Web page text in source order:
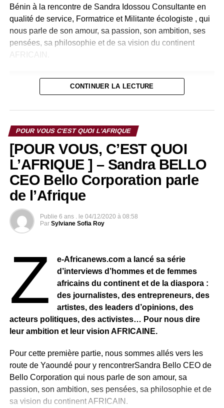
Je suis activiste panafricaniste
Humaniste, défenseur des Droits de l’Homme
Je vais vous surprendre
Pour moi l’Afrique n’est pas un continent
Ça c’est faux, l’Afrique n’est pas un continent
L’Afrique est un pays
On pose me plus souvent
Cette question et la réponse est toujours constante
L’Afrique, ce n’est pas un continent
L’Afrique, c’est un pays
Les mêmes traditions, les mêmes valeurs
Nous sommes les mêmes peuples
Nous avons été balcanisés
Pour dire que nous sommes
Un continent, nous ne sommes pas
Un continent, nous sommes un pays
Avec des valeurs, avec des principes
Des totems, des tabous et beaucoup de choses
Pour moi l’Afrique c’est un continent
Très très jeune, très très dynamique
Très très riche, mais très très appauvri
Bénin à la rencontre de Sandra Idossou Consultante en
qualité de service, Formatrice et Militante écologiste , qui
nous parle de son amour, sa passion, son ambition, ses
pensées, sa philosophie et de sa vision du continent
AFRICAIN.
CONTINUER LA LECTURE
POUR VOUS C'EST QUOI L'AFRIQUE
[POUR VOUS, C’EST QUOI
L’AFRIQUE ] – Sandra BELLO
CEO Bello Corporation parle
de l’Afrique
Publie 6 ans . le 04/12/2020 à 08:58
Par Sylviane Sofia Roy
Z
e-Africanews.com a lancé sa série
d’interviews d’hommes et de femmes
africains du continent et de la diaspora :
des journalistes, des entrepreneurs, des
artistes, des leaders d’opinions, des
acteurs politiques, des activistes… Pour nous dire
leur ambition et leur vision AFRICAINE.
Pour cette première partie, nous sommes allés vers les
route de Yaoundé pour y rencontrerSandra Bello CEO de
Bello Corporation qui nous parle de son amour, sa
passion, son ambition, ses pensées, sa philosophie et de
sa vision du continent AFRICAIN.